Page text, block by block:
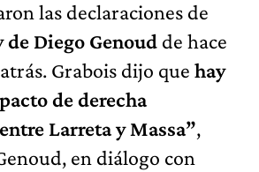
las declaraciones de
de Diego Genoud de hace
Grabois dijo que hay
de derecha
Larreta y Massa”,
en diálogo con